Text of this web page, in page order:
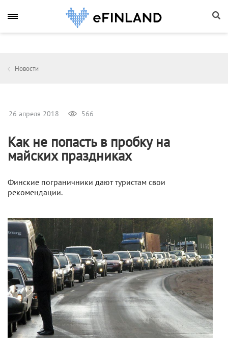
Новости
26 апреля 2018 566
Как не попасть в пробку на
майских праздниках
Финские пограничники дают туристам свои
рекомендации.